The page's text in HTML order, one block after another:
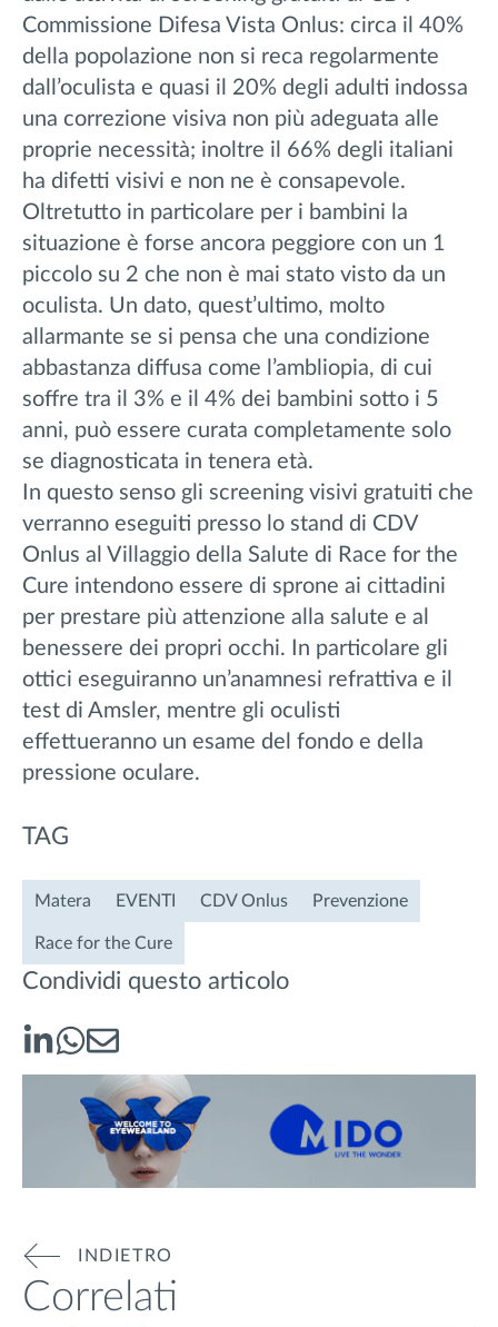
Commissione Difesa Vista Onlus: circa il 40%
della popolazione non si reca regolarmente
dall’oculista e quasi il 20% degli adulti indossa
una correzione visiva non più adeguata alle
proprie necessità; inoltre il 66% degli italiani
ha difetti visivi e non ne è consapevole.
Oltretutto in particolare per i bambini la
situazione è forse ancora peggiore con un 1
piccolo su 2 che non è mai stato visto da un
oculista. Un dato, quest’ultimo, molto
allarmante se si pensa che una condizione
abbastanza diffusa come l’ambliopia, di cui
soffre tra il 3% e il 4% dei bambini sotto i 5
anni, può essere curata completamente solo
se diagnosticata in tenera età.
In questo senso gli screening visivi gratuiti che
verranno eseguiti presso lo stand di CDV
Onlus al Villaggio della Salute di Race for the
Cure intendono essere di sprone ai cittadini
per prestare più attenzione alla salute e al
benessere dei propri occhi. In particolare gli
ottici eseguiranno un’anamnesi refrattiva e il
test di Amsler, mentre gli oculisti
effettueranno un esame del fondo e della
pressione oculare.
TAG
Matera EVENTI CDV Onlus Prevenzione
Race for the Cure
Condividi questo articolo
INDIETRO
Correlati